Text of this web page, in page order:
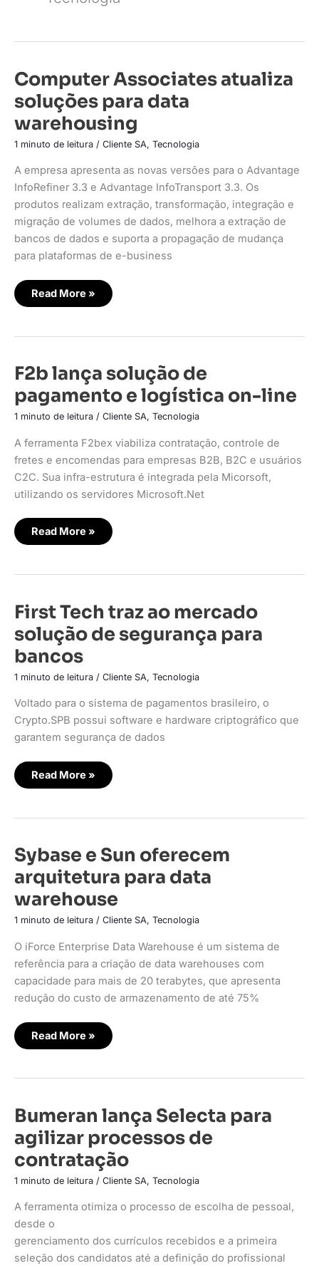
Computer Associates atualiza
soluções para data
warehousing
1 minuto de leitura / Cliente SA, Tecnologia
A empresa apresenta as novas versôes para o Advantage
InfoRefiner 3.3 e Advantage InfoTransport 3.3. Os
produtos realizam extração, transformação, integração e
migração de volumes de dados, melhora a extração de
bancos de dados e suporta a propagação de mudança
para plataformas de e-business
Computer
Associates
atualiza
soluções
para
data
warehousing
Read More »
F2b lança solução de
pagamento e logística on-line
1 minuto de leitura / Cliente SA, Tecnologia
A ferramenta F2bex viabiliza contratação, controle de
fretes e encomendas para empresas B2B, B2C e usuários
C2C. Sua infra-estrutura é integrada pela Micorsoft,
utilizando os servidores Microsoft.Net
F2b
lança
de
pagamento
e
line
Read More »
First Tech traz ao mercado
solução de segurança para
bancos
1 minuto de leitura / Cliente SA, Tecnologia
Voltado para o sistema de pagamentos brasileiro, o
Crypto.SPB possui software e hardware criptográfico que
garantem segurança de dados
First
Tech
traz
ao
mercado
solução
de
segurança
para
Read More »
Sybase e Sun oferecem
arquitetura para data
warehouse
1 minuto de leitura / Cliente SA, Tecnologia
O iForce Enterprise Data Warehouse é um sistema de
referência para a criação de data warehouses com
capacidade para mais de 20 terabytes, que apresenta
redução do custo de armazenamento de até 75%
Sybase
e
Sun
oferecem
arquitetura
para
data
warehouse
Read More »
Bumeran lança Selecta para
agilizar processos de
contratação
1 minuto de leitura / Cliente SA, Tecnologia
A ferramenta otimiza o processo de escolha de pessoal,
desde o
gerenciamento dos currículos recebidos e a primeira
seleção dos candidatos até a definição do profissional
Bumeran
lança
Selecta
para
agilizar
processos
de
contratação